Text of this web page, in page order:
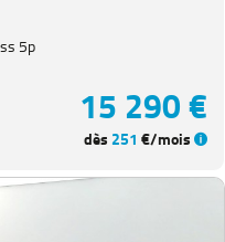
5p
15 290 €
dès 251 €/mois